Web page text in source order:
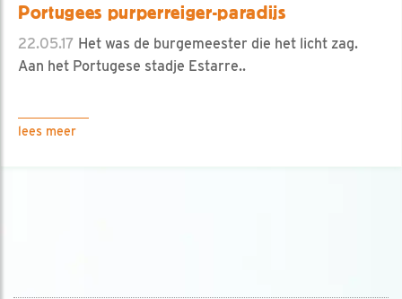
Portugees purperreiger-paradijs
22.05.17 Het was de burgemeester die het licht zag.
Aan het Portugese stadje Estarre..
lees meer